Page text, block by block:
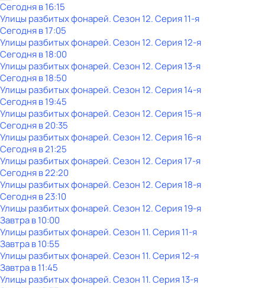
Сегодня в 16:15
Улицы разбитых фонарей. Сезон 12. Серия 11-я
Сегодня в 17:05
Улицы разбитых фонарей. Сезон 12. Серия 12-я
Сегодня в 18:00
Улицы разбитых фонарей. Сезон 12. Серия 13-я
Сегодня в 18:50
Улицы разбитых фонарей. Сезон 12. Серия 14-я
Сегодня в 19:45
Улицы разбитых фонарей. Сезон 12. Серия 15-я
Сегодня в 20:35
Улицы разбитых фонарей. Сезон 12. Серия 16-я
Сегодня в 21:25
Улицы разбитых фонарей. Сезон 12. Серия 17-я
Сегодня в 22:20
Улицы разбитых фонарей. Сезон 12. Серия 18-я
Сегодня в 23:10
Улицы разбитых фонарей. Сезон 12. Серия 19-я
Завтра в 10:00
Улицы разбитых фонарей. Сезон 11. Серия 11-я
Завтра в 10:55
Улицы разбитых фонарей. Сезон 11. Серия 12-я
Завтра в 11:45
Улицы разбитых фонарей. Сезон 11. Серия 13-я